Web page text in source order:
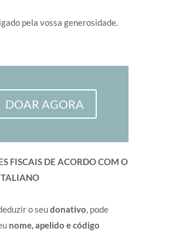
pela vossa generosidade.
DOAR AGORA
FISCAIS DE ACORDO COM O
o seudonativo, pode
nome, apelido e código